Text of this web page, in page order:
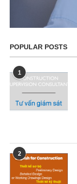
POPULAR POSTS
1
2